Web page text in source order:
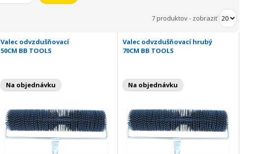
7 produktov- zobraziť
Valec odvzdušňovací
50CM BB TOOLS
Na objednávku
Valec odvzdušňovací hrubý
70CM BB TOOLS
Na objednávku